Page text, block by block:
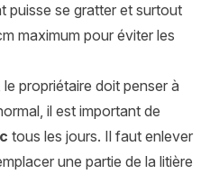
puisse se gratter et surtout
maximum pour éviter les
propriétaire doit penser à
il est important de
tous les jours. Il faut enlever
une partie de la litière